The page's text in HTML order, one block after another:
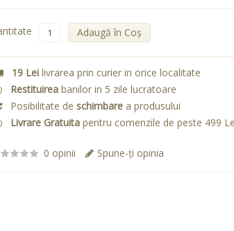
Adaugă în Coş
19 Leilivrarea prin curier in orice localitate
Restituireabanilor in 5 zile lucratoare
Posibilitate de schimbarea produsului
Livrare Gratuitapentru comenzile de peste 499
0 opinii Spune-ţi opinia